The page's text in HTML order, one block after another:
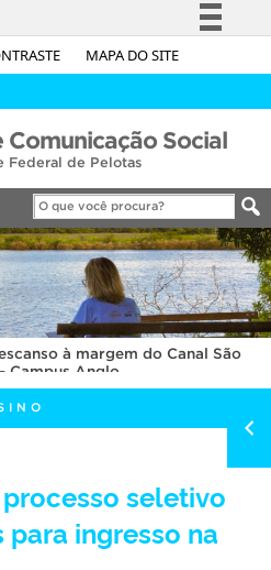
MAPA DO SITE
Simplifique!
Acesso à informação
Legislação
Canais
Social
Federal de Pelotas
à margem do Canal São
Campus Anglo
processo seletivo
ingresso na